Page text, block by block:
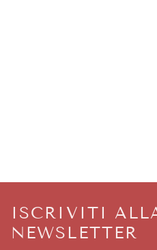
ISCRIVITI
NEWSLETTER